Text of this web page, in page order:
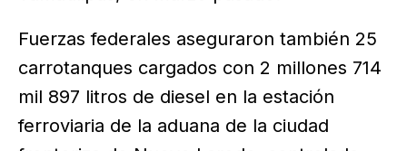
Fuerzas federales aseguraron también 25
carrotanques cargados con 2 millones 714
mil 897 litros de diesel en la estación
ferroviaria de la aduana de la ciudad